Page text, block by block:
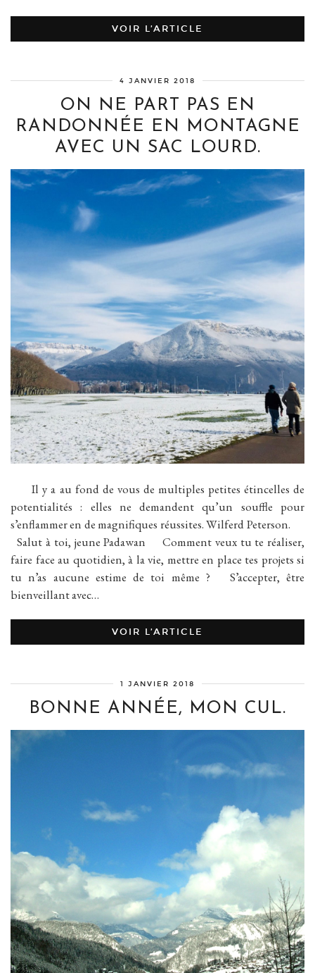
VOIR L’ARTICLE
4 JANVIER 2018
ON NE PART PAS EN
RANDONNÉE EN MONTAGNE
AVEC UN SAC LOURD.
Il y a au fond de vous de multiples petites étincelles de
potentialités : elles ne demandent qu’un souffle pour
s’enflammer en de magnifiques réussites. Wilferd Peterson.
Salut à toi, jeune Padawan Comment veux tu te réaliser,
faire face au quotidien, à la vie, mettre en place tes projets si
tu n’as aucune estime de toi même ? S’accepter, être
bienveillant avec…
VOIR L’ARTICLE
1 JANVIER 2018
BONNE ANNÉE, MON CUL.